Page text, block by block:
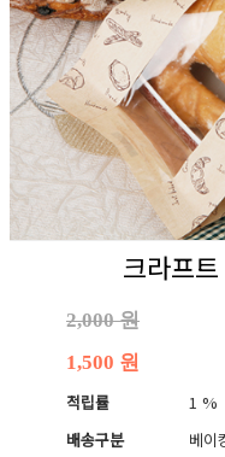
크라프
2,000 원
1,500 원
적립률
1 %
배송구분
베이